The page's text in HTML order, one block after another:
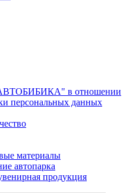
в отношении
персональных данных
материалы
автопарка
продукция